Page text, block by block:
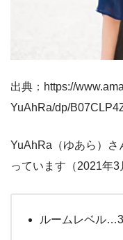
出典：https://
YuAhRa/dp/
YuAhRa（ゆあら）さ
っています（2021年3
ルームレベル